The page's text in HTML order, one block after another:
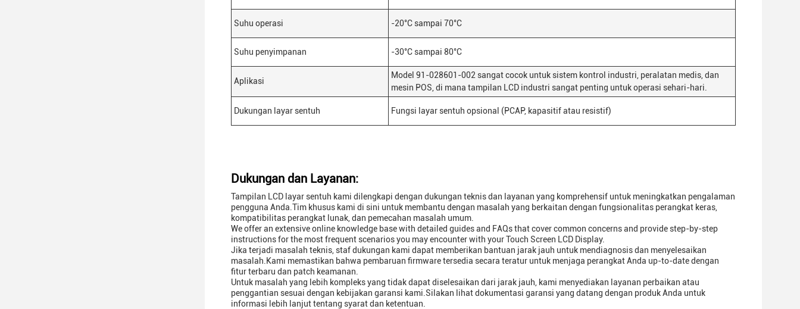
Suhu operasi -20°C sampai 70°C
Suhu penyimpanan -30°C sampai 80°C
Aplikasi
Model 91-028601-002 sangat cocok untuk sistem kontrol industri, peralatan medis, dan
mesin POS, di mana tampilan LCD industri sangat penting untuk operasi sehari-hari.
Dukungan layar sentuh Fungsi layar sentuh opsional (PCAP, kapasitif atau resistif)
Dukungan dan Layanan:
Tampilan LCD layar sentuh kami dilengkapi dengan dukungan teknis dan layanan yang komprehensif untuk meningkatkan pengalaman
pengguna Anda.Tim khusus kami di sini untuk membantu dengan masalah yang berkaitan dengan fungsionalitas perangkat keras,
kompatibilitas perangkat lunak, dan pemecahan masalah umum.
We offer an extensive online knowledge base with detailed guides and FAQs that cover common concerns and provide step-by-step
instructions for the most frequent scenarios you may encounter with your Touch Screen LCD Display.
Jika terjadi masalah teknis, staf dukungan kami dapat memberikan bantuan jarak jauh untuk mendiagnosis dan menyelesaikan
masalah.Kami memastikan bahwa pembaruan firmware tersedia secara teratur untuk menjaga perangkat Anda up-to-date dengan
fitur terbaru dan patch keamanan.
Untuk masalah yang lebih kompleks yang tidak dapat diselesaikan dari jarak jauh, kami menyediakan layanan perbaikan atau
penggantian sesuai dengan kebijakan garansi kami.Silakan lihat dokumentasi garansi yang datang dengan produk Anda untuk
informasi lebih lanjut tentang syarat dan ketentuan.